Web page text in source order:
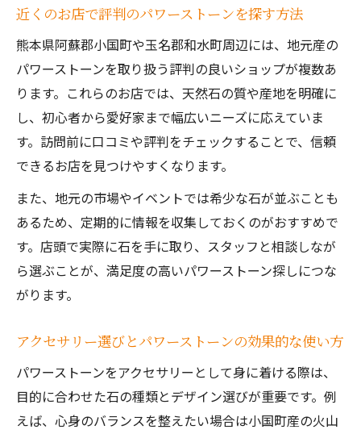
近くのお店で評判のパワーストーンを探す方法
熊本県阿蘇郡小国町や玉名郡和水町周辺には、地元産の
パワーストーンを取り扱う評判の良いショップが複数あ
ります。これらのお店では、天然石の質や産地を明確に
し、初心者から愛好家まで幅広いニーズに応えていま
す。訪問前に口コミや評判をチェックすることで、信頼
できるお店を見つけやすくなります。
また、地元の市場やイベントでは希少な石が並ぶことも
あるため、定期的に情報を収集しておくのがおすすめで
す。店頭で実際に石を手に取り、スタッフと相談しなが
ら選ぶことが、満足度の高いパワーストーン探しにつな
がります。
アクセサリー選びとパワーストーンの効果的な使い方
パワーストーンをアクセサリーとして身に着ける際は、
目的に合わせた石の種類とデザイン選びが重要です。例
えば、心身のバランスを整えたい場合は小国町産の火山